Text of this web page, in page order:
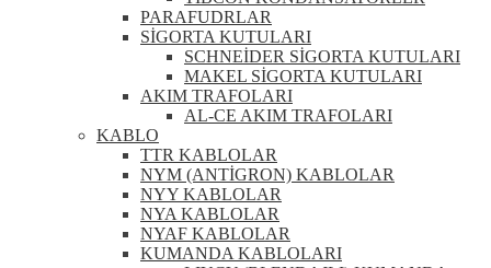
PARAFUDRLAR
SİGORTA KUTULARI
SCHNEİDER SİGORTA KUTULARI
MAKEL SİGORTA KUTULARI
AKIM TRAFOLARI
AL-CE AKIM TRAFOLARI
KABLO
TTR KABLOLAR
NYM (ANTİGRON) KABLOLAR
NYY KABLOLAR
NYA KABLOLAR
NYAF KABLOLAR
KUMANDA KABLOLARI